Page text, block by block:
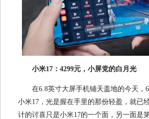
小米17：4299元，小屏党的白月光
在6.8英寸大屏手机铺天盖地的今天，
小米17，光是握在手里的那份轻盈，就已
计的讨喜只是小米17的一个面，另一面是